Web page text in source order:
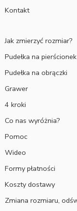
Kontakt
Jak zmierzyć rozmiar?
Pudełka na pierścionek
Pudełka na obrączki
Grawer
4 kroki
Co nas wyróżnia?
Pomoc
Wideo
Formy płatności
Koszty dostawy
Zmiana rozmiaru,